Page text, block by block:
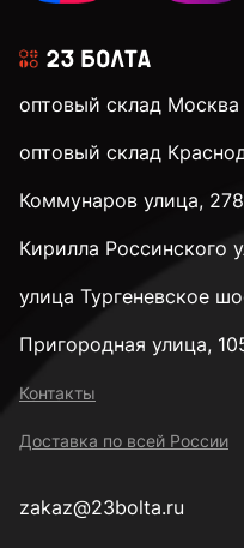
оптовый склад Москва
оптовый склад
Коммунаров улица,
Кирилла Россинского
улица Тургеневское
Пригородная улица,
Контакты
Доставка по всей России
zakaz@23bolta.ru